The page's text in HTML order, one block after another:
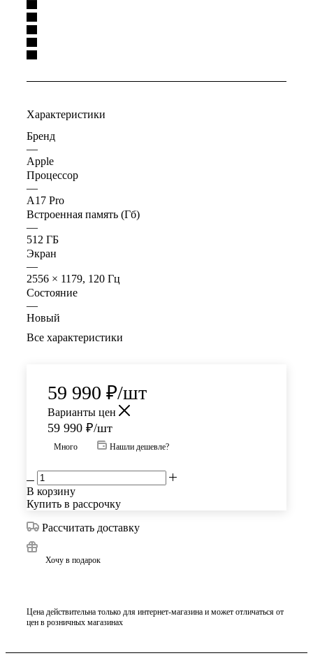
Характеристики
Бренд
—
Apple
Процессор
—
A17 Pro
Встроенная память (Гб)
—
512 ГБ
Экран
—
2556 × 1179, 120 Гц
Состояние
—
Новый
Все характеристики
59 990 ₽/шт
Варианты цен
59 990 ₽/шт
Много Нашли дешевле?
В корзину
Купить в рассрочку
Рассчитать доставку
Хочу в подарок
Цена действительна только для интернет-магазина и может отличаться от
цен в розничных магазинах